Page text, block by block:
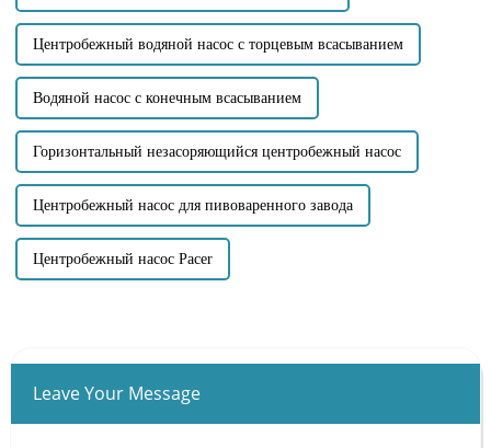
Центробежный водяной насос с торцевым всасыванием
Водяной насос с конечным всасыванием
Горизонтальный незасоряющийся центробежный насос
Центробежный насос для пивоваренного завода
Центробежный насос Pacer
Leave Your Message